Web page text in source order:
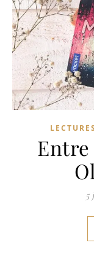
LECTURES
Entre
5